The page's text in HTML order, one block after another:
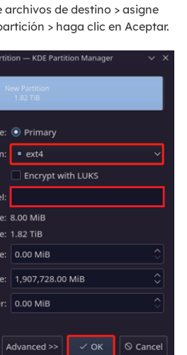
de destino > asigne
> haga clic en Aceptar.